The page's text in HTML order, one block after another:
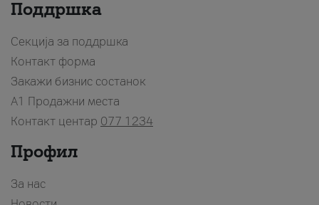
Поддршка
Секција за поддршка
Контакт форма
Закажи бизнис состанок
A1 Продажни места
Контакт центар 077 1234
Профил
За нас